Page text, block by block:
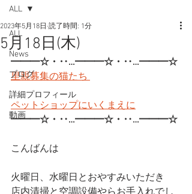
ALL
News
ブログ
詳細プロフィール
動画
ALL
5月18日(木)
2023年5月18日 読了時間: 1分
━━━☆・‥…━━━☆・‥…━━━☆
里親募集の猫たち
ペットショップにいくまえに
━━━☆・‥…━━━☆・‥…━━━☆
こんばんは
火曜日、水曜日とおやすみいただき